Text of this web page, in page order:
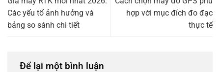
Các yếu tố ảnh hưởng và
bảng so sánh chi tiết
hợp với mục đích đo đạc
thực tế
Để lại một bình luận